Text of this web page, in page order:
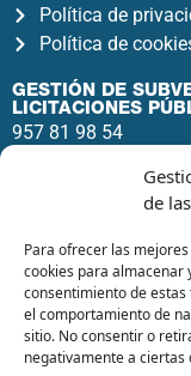
de
Para ofrecer las
cookies para almacenar
consentimiento de
el comportamiento de
sitio. No consentir o
negativamente a
Política de
Política de
GESTIÓN DE
LICITACIONES
957 81 98 54
Av. del Gran